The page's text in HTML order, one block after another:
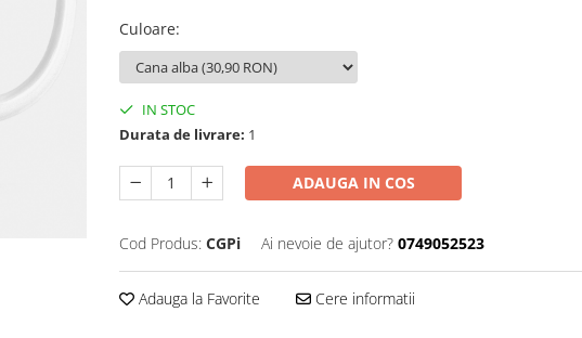
Culoare:
IN STOC
Durata de livrare: 1
ADAUGA IN COS
Cod Produs: CGPi Ai nevoie de ajutor? 0749052523
Adauga la Favorite Cere informatii